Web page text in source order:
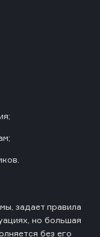
задает правила
но большая
без его